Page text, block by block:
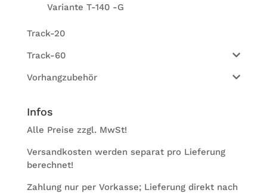
Variante T-140 -G
Track-20
Track-60
Vorhangzubehör
Infos
Alle Preise zzgl. MwSt!
Ver­sand­kos­ten wer­den sepa­rat pro Lie­fe­rung
berechnet!
Zah­lung nur per Vor­kasse; Lie­fe­rung direkt nach